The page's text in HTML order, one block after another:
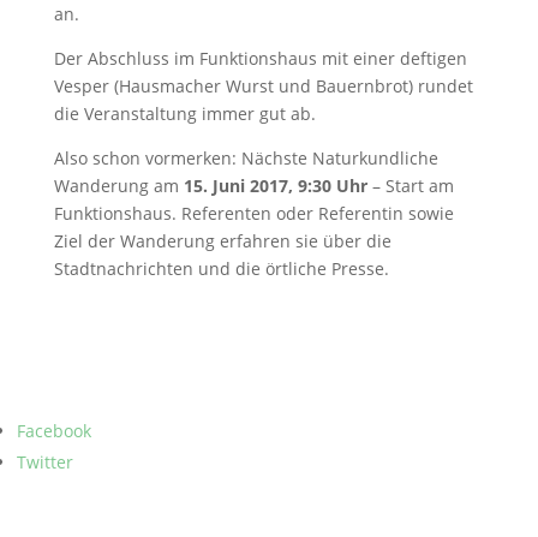
an.
Der Abschluss im Funktionshaus mit einer deftigen
Vesper (Hausmacher Wurst und Bauernbrot) rundet
die Veranstaltung immer gut ab.
Also schon vormerken: Nächste Naturkundliche
Wanderung am 15. Juni 2017, 9:30 Uhr– Start am
Funktionshaus. Referenten oder Referentin sowie
Ziel der Wanderung erfahren sie über die
Stadtnachrichten und die örtliche Presse.
Facebook
Twitter